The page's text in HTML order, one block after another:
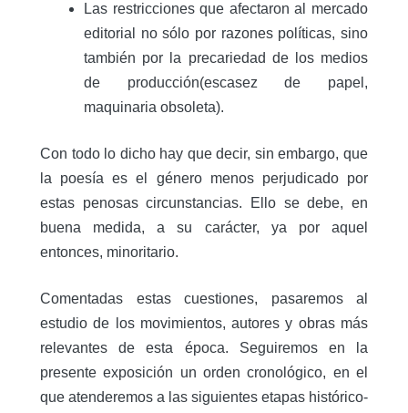
Las restricciones que afectaron al mercado
editorial no sólo por razones políticas, sino
también por la precariedad de los medios
de producción(escasez de papel,
maquinaria obsoleta).
Con todo lo dicho hay que decir, sin embargo, que
la poesía es el género menos perjudicado por
estas penosas circunstancias. Ello se debe, en
buena medida, a su carácter, ya por aquel
entonces, minoritario.
Comentadas estas cuestiones, pasaremos al
estudio de los movimientos, autores y obras más
relevantes de esta época. Seguiremos en la
presente exposición un orden cronológico, en el
que atenderemos a las siguientes etapas histórico-